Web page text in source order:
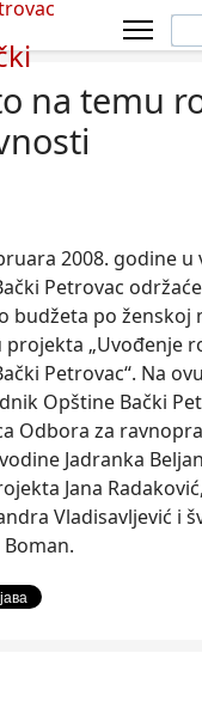
na temu
2008. godine u
Petrovac
budžeta po ženskoj
„Uvođenje
Petrovac“. Na
Opštine Bački
Odbora za
Jadranka
Jana
Vladisavljević i